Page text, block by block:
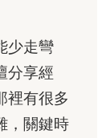
少走彎
分享經
裡有很多
，關鍵時